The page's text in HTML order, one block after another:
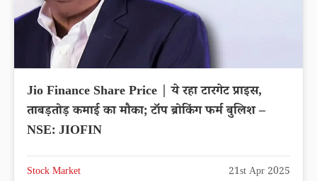
Jio Finance Share Price | ये रहा टारगेट प्राइस,
ताबड़तोड़ कमाई का मौका; टॉप ब्रोकिंग फर्म बुलिश –
NSE: JIOFIN
Stock Market 21st Apr 2025